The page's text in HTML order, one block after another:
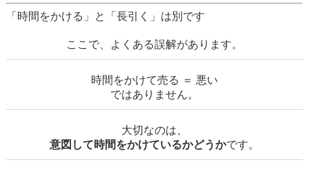
「時間をかける」と「長引く」は別です
ここで、よくある誤解があります。
時間をかけて売る ＝ 悪い
ではありません。
大切なのは、
意図して時間をかけているかどうかです。